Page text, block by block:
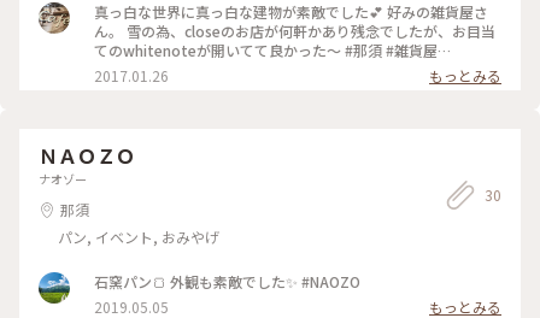
真っ白な世界に真っ白な建物が素敵でした💕 好みの雑貨屋さ
ん。 雪の為、closeのお店が何軒かあり残念でしたが、お目当
てのwhitenoteが開いてて良かった〜 #那須 #雑貨屋
#whitenote
2017.01.26 もっとみる
ＮＡＯＺＯ
ナオゾー
那須
パン, イベント, おみやげ
30
石窯パン🍞 外観も素敵でした✨ #NAOZO
2019.05.05
もっとみる